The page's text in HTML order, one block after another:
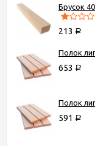
Брусок
213 Р
Полок
653 Р
Полок
591 Р